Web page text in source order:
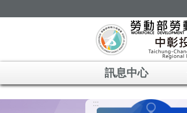
訊息中心
:::